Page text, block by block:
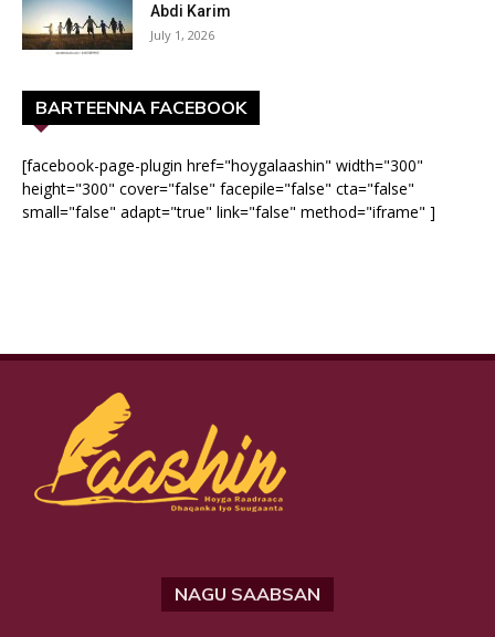
Abdi Karim
July 1, 2026
BARTEENNA FACEBOOK
[facebook-page-plugin href="hoygalaashin" width="300"
height="300" cover="false" facepile="false" cta="false"
small="false" adapt="true" link="false" method="iframe" ]
NAGU SAABSAN